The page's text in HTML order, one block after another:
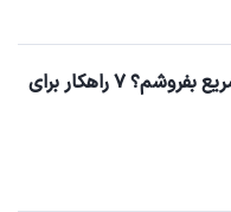
چگونه ماشینم را سریع بفروشم؟ ۷ راهکار برای